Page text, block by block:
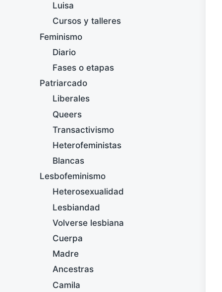
Luisa
Cursos y talleres
Feminismo
Diario
Fases o etapas
Patriarcado
Liberales
Queers
Transactivismo
Heterofeministas
Blancas
Lesbofeminismo
Heterosexualidad
Lesbiandad
Volverse lesbiana
Cuerpa
Madre
Ancestras
Camila